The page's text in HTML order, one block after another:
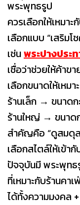
พระพุทธรูป
ควรเลือกให้เหมา
เลือกแบบ “เสริมโ
เช่นพระปางประ
เชื่อว่าช่วยให้ค้าข
เลือกขนาดให้เหมาะ
ร้านเล็ก → ขนาด
ร้านใหญ่ → ขนาด
สำคัญคือ “ดูสมดุ
เลือกสไตล์ให้เข้ากั
ปัจจุบันมี พระพุทธ
ที่เหมาะกับร้านคา
ได้ทั้งความมงคล